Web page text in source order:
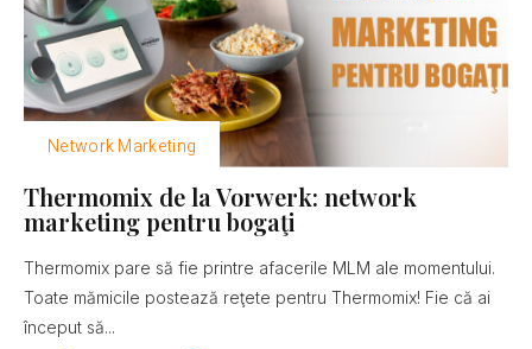
Network Marketing
Thermomix de la Vorwerk: network
marketing pentru bogaţi
Thermomix pare să fie printre afacerile MLM ale momentului.
Toate mămicile postează reţete pentru Thermomix! Fie că ai
început să...